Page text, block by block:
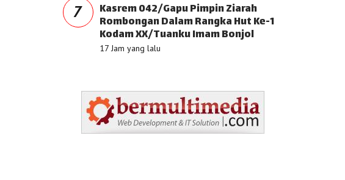
7 Kasrem 042/Gapu Pimpin Ziarah
Rombongan Dalam Rangka Hut Ke-1
Kodam XX/Tuanku Imam Bonjol
17 Jam yang lalu